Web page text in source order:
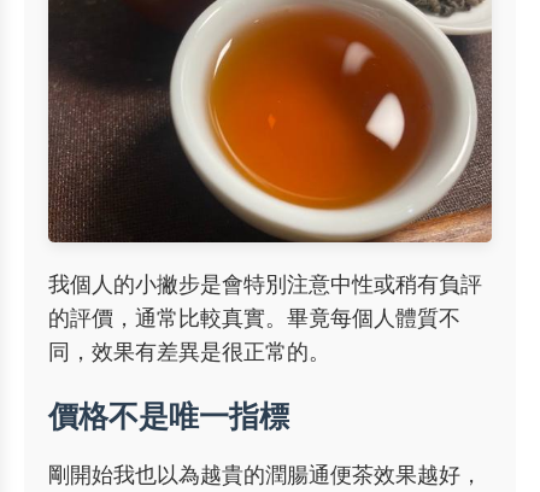
我個人的小撇步是會特別注意中性或稍有負評
的評價，通常比較真實。畢竟每個人體質不
同，效果有差異是很正常的。
價格不是唯一指標
剛開始我也以為越貴的潤腸通便茶效果越好，